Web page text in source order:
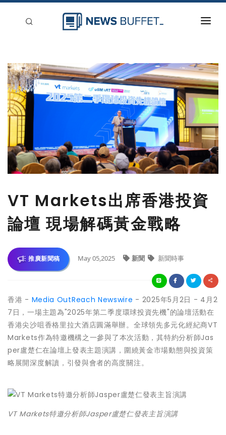
新聞稿分類
登入
刊登
VT Markets出席香港投資
論壇 現場解碼黃金戰略
推廣新聞稿 May 05,2025 新聞 新聞時事
香港 - Media OutReach Newswire - 2025年5月2日 - 4月2
7日，一場主題為"2025年第二季度環球投資先機"的論壇活動在
香港尖沙咀香格里拉大酒店圓滿舉辦。全球領先多元化經紀商VT
Markets作為特邀機構之一參與了本次活動，其特約分析師Jas
per盧楚仁在論壇上發表主題演講，圍繞黃金市場動態與投資策
略展開深度解讀，引發與會者的高度關注。
VT Markets特邀分析師Jasper盧楚仁發表主旨演講